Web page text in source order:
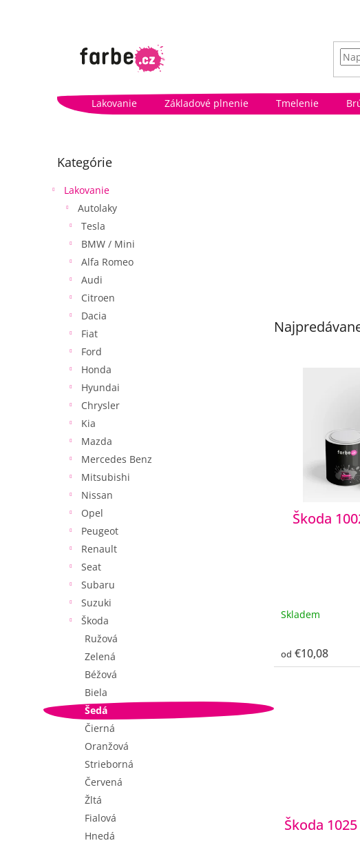
Lakovanie Základové plnenie Tmelenie
č
kategórie
Kategórie
Lakovanie
Autolaky
Tesla
BMW / Mini
Alfa Romeo
Audi
Citroen
Dacia
Fiat
Ford
Honda
Hyundai
Chrysler
Kia
Mazda
Mercedes Benz
Mitsubishi
Nissan
Opel
Peugeot
Renault
Seat
Subaru
Suzuki
Škoda
Ružová
Zelená
Béžová
Biela
Šedá
Čierná
Oranžová
Strieborná
Červená
Žltá
Fialová
Hnedá
Škoda
Skladem
od €10,08
Škoda